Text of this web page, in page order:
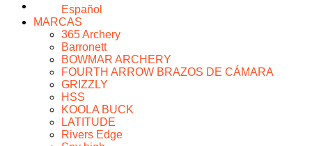
Español
MARCAS
365 Archery
Barronett
BOWMAR ARCHERY
FOURTH ARROW BRAZOS DE CÁMARA
GRIZZLY
HSS
KOOLA BUCK
LATITUDE
Rivers Edge